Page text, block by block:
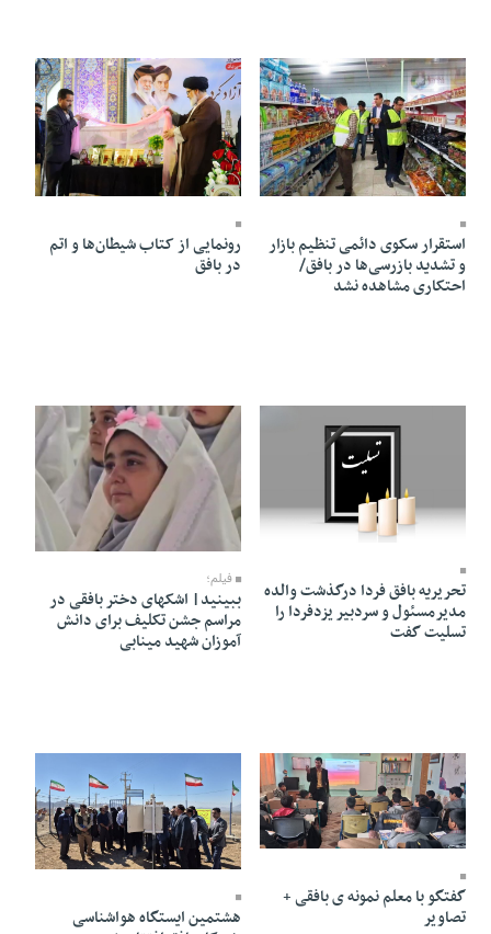
05 Khordad 1405 - 19:35
استقرار سکوی دائمی تنظیم بازار
و تشدید بازرسی‌ها در بافق/
احتکاری مشاهده نشد
04 Khordad 1405 - 15:11
رونمایی از کتاب شیطان‌ها و اتم
در بافق
تحریریه بافق فردا درگذشت والده
مدیرمسئول و سردبیر یزدفردا را
تسلیت گفت
فیلم؛
ببینید| اشکهای دختر بافقی در
مراسم جشن تکلیف برای دانش
آموزان شهید مینابی
18 Ordibehesht 1405 - 14:19
گفتگو با معلم نمونه ی بافقی +
تصاویر
13 Ordibehesht 1405 - 22:28
هشتمین ایستگاه هواشناسی